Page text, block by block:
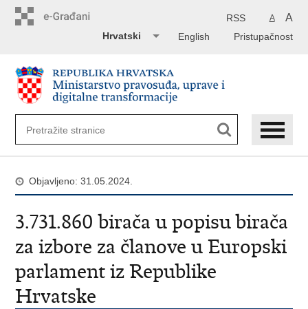
A A
RSS
Pristupačnost
English
Hrvatski
Objavljeno: 31.05.2024.
3.731.860 birača u popisu birača
za izbore za članove u Europski
parlament iz Republike
Hrvatske